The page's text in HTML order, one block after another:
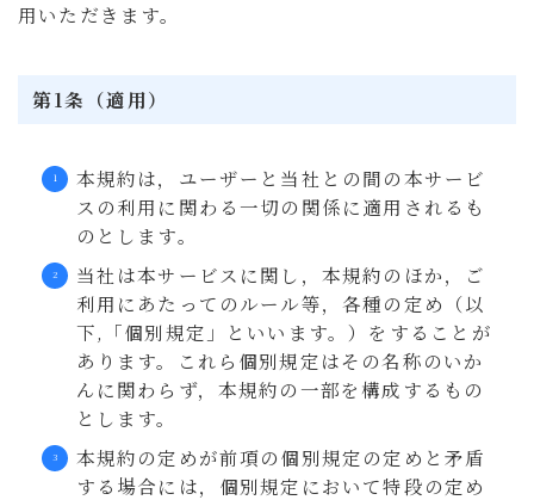
用いただきます。
第1条（適用）
本規約は，ユーザーと当社との間の本サービ
スの利用に関わる一切の関係に適用されるも
のとします。
当社は本サービスに関し，本規約のほか，ご
利用にあたってのルール等，各種の定め（以
下,「個別規定」といいます。）をすることが
あります。これら個別規定はその名称のいか
んに関わらず，本規約の一部を構成するもの
とします。
本規約の定めが前項の個別規定の定めと矛盾
する場合には，個別規定において特段の定め